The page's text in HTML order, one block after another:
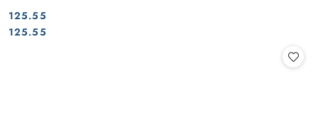
Cena:
125.55
Cena:
125.55